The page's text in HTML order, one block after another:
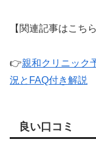
【関連記事はこちら
👉親和クリニック
況とFAQ付き解説
良い口コミ